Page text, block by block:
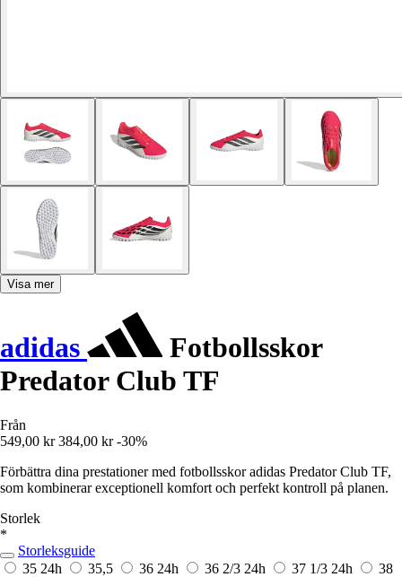
Visa mer
adidas
Fotbollsskor
Predator Club TF
Från
549,00 kr 384,00 kr -30%
Förbättra dina prestationer med fotbollsskor adidas Predator Club TF,
som kombinerar exceptionell komfort och perfekt kontroll på planen.
Storlek
*
Storleksguide
35 24h 35,5 36 24h 36 2/3 24h 37 1/3 24h
38